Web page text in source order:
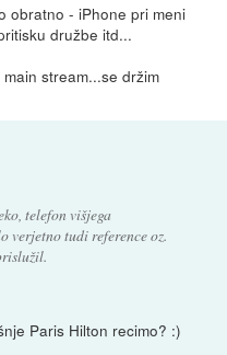
obratno - iPhone pri meni
družbe itd...
stream...se držim
telefon višjega
verjetno tudi reference oz.
Paris Hilton recimo? :)